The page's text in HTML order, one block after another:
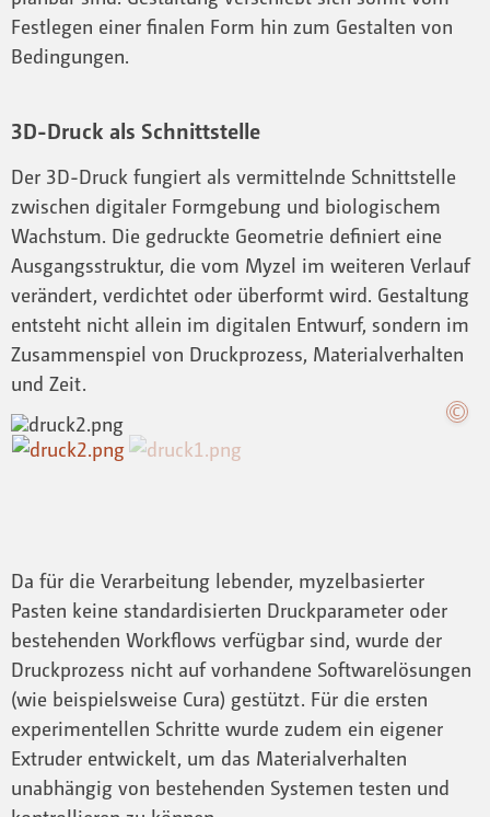
Festlegen einer finalen Form hin zum Gestalten von
Bedingungen.
3D-Druck als Schnittstelle
Der 3D-Druck fungiert als vermittelnde Schnittstelle
zwischen digitaler Formgebung und biologischem
Wachstum. Die gedruckte Geometrie definiert eine
Ausgangsstruktur, die vom Myzel im weiteren Verlauf
verändert, verdichtet oder überformt wird. Gestaltung
entsteht nicht allein im digitalen Entwurf, sondern im
Zusammenspiel von Druckprozess, Materialverhalten
und Zeit.
Da für die Verarbeitung lebender, myzelbasierter
Pasten keine standardisierten Druckparameter oder
bestehenden Workflows verfügbar sind, wurde der
Druckprozess nicht auf vorhandene Softwarelösungen
(wie beispielsweise Cura) gestützt. Für die ersten
experimentellen Schritte wurde zudem ein eigener
Extruder entwickelt, um das Materialverhalten
unabhängig von bestehenden Systemen testen und